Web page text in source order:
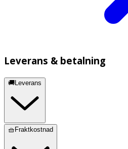
Leverans & betalning
🚚Leverans
🧺Fraktkostnad